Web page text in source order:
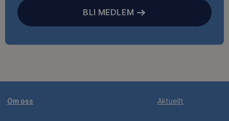
BLI MEDLEM
Om oss Aktuellt